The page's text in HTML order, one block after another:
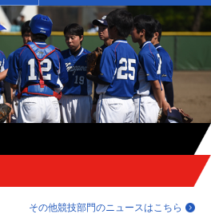
その他競技部門のニュースはこちら